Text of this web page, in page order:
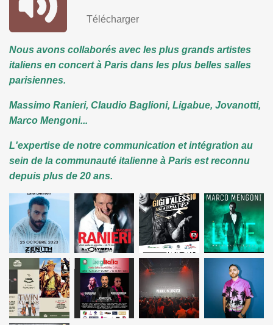
Télécharger
Nous avons collaborés avec les plus grands artistes
italiens en concert à Paris dans les plus belles salles
parisiennes.
Massimo Ranieri, Claudio Baglioni, Ligabue, Jovanotti,
Marco Mengoni...
L'expertise de notre communication et intégration au
sein de la communauté italienne à Paris est reconnu
depuis plus de 20 ans.